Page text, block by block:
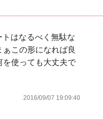
はなるべく無駄な
ぁこの形になれば良
を使っても大丈夫で
2016/09/07 19:09:40